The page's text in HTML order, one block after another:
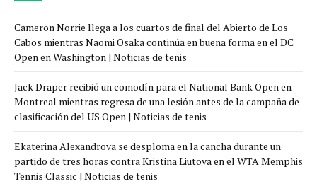
Cameron Norrie llega a los cuartos de final del Abierto de Los
Cabos mientras Naomi Osaka continúa en buena forma en el DC
Open en Washington | Noticias de tenis
Jack Draper recibió un comodín para el National Bank Open en
Montreal mientras regresa de una lesión antes de la campaña de
clasificación del US Open | Noticias de tenis
Ekaterina Alexandrova se desploma en la cancha durante un
partido de tres horas contra Kristina Liutova en el WTA Memphis
Tennis Classic | Noticias de tenis